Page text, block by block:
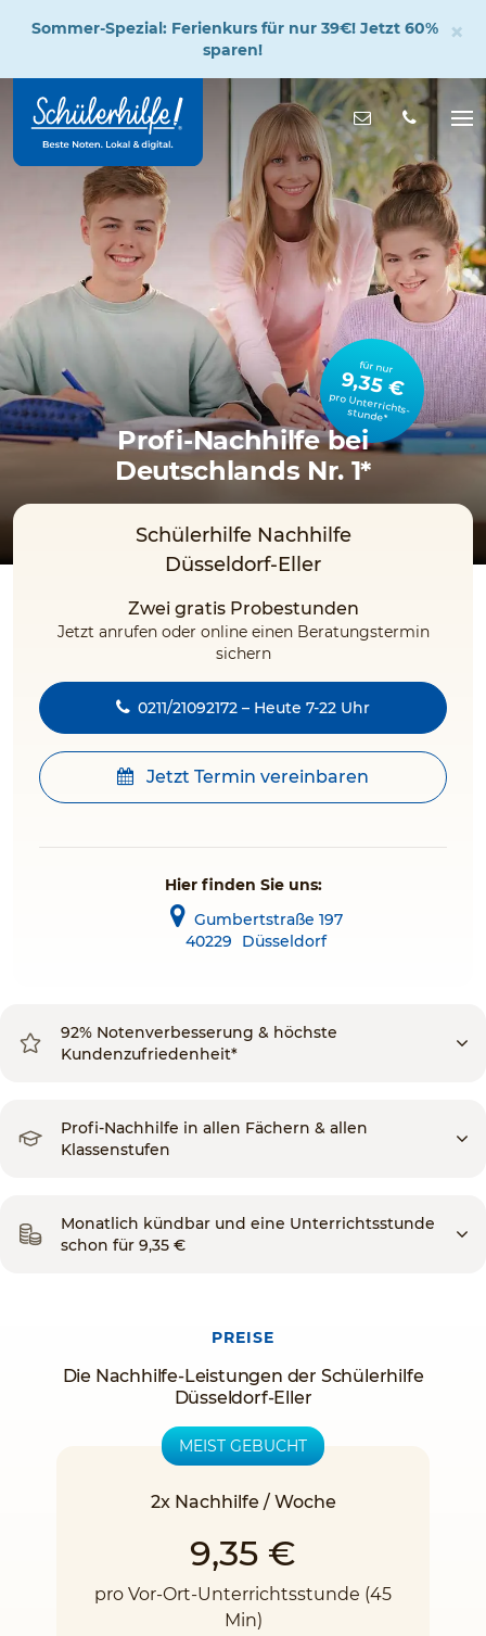
Hauptinhalt
Nachricht
für nur
9,35 €
pro Unterrichts­stunde*
Profi-Nachhilfe bei
Deutschlands Nr. 1*
Schülerhilfe Nachhilfe
Düsseldorf-Eller
Zwei gratis Probestunden
Jetzt anrufen oder online einen Beratungstermin
sichern
0211/21092172 – Heute 7-22 Uhr
Jetzt Termin vereinbaren
Hier finden Sie uns:
Gumbertstraße 197
40229
Düsseldorf
Sommer-Spezial: Ferienkurs für nur 39€! Jetzt 60%
sparen!
×
92% Notenverbesserung & höchste
Kundenzufriedenheit*
Profi-Nachhilfe in allen Fächern & allen
Klassenstufen
Monatlich kündbar und eine Unterrichtsstunde
schon für 9,35 €
PREISE
Die Nachhilfe-Leistungen der Schülerhilfe
Düsseldorf-Eller
MEIST GEBUCHT
2x Nachhilfe / Woche
9,35 €
pro Vor-Ort-Unterrichtsstunde (45
Min)